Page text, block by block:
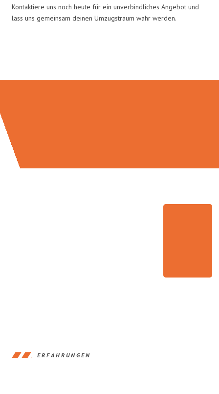
Kontaktiere uns noch heute für ein unverbindliches Angebot und
lass uns gemeinsam deinen Umzugstraum wahr werden.
ERFAHRUNGEN